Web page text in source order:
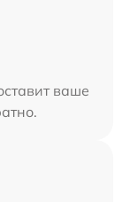
ваше